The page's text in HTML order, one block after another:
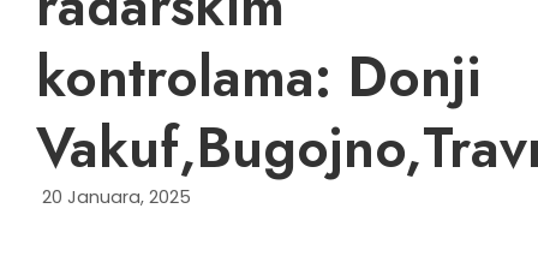
kontrolama: Donji
20 Januara, 2025